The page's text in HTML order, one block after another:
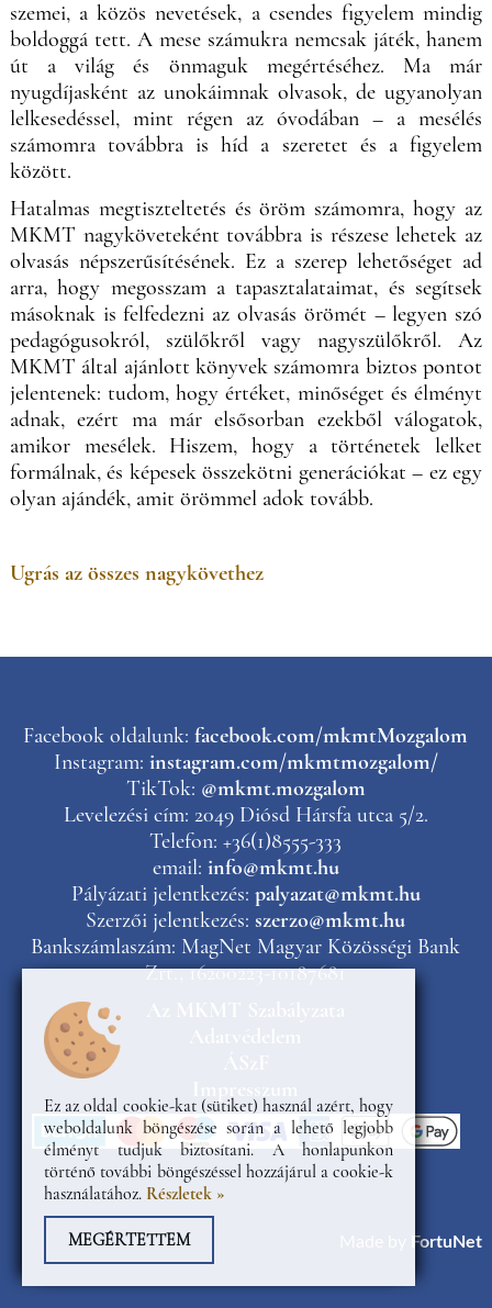
Ez az oldal cookie-kat (sütiket) használ azért, hogy
weboldalunk böngészése során a lehető legjobb
élményt tudjuk biztosítani. A honlapunkon
történő további böngészéssel hozzájárul a cookie-k
használatához. Részletek »
MEGÉRTETTEM
szemei, a közös nevetések, a csendes figyelem mindig
boldoggá tett. A mese számukra nemcsak játék, hanem
út a világ és önmaguk megértéséhez. Ma már
nyugdíjasként az unokáimnak olvasok, de ugyanolyan
lelkesedéssel, mint régen az óvodában – a mesélés
számomra továbbra is híd a szeretet és a figyelem
között.
Hatalmas megtiszteltetés és öröm számomra, hogy az
MKMT nagyköveteként továbbra is részese lehetek az
olvasás népszerűsítésének. Ez a szerep lehetőséget ad
arra, hogy megosszam a tapasztalataimat, és segítsek
másoknak is felfedezni az olvasás örömét – legyen szó
pedagógusokról, szülőkről vagy nagyszülőkről. Az
MKMT által ajánlott könyvek számomra biztos pontot
jelentenek: tudom, hogy értéket, minőséget és élményt
adnak, ezért ma már elsősorban ezekből válogatok,
amikor mesélek. Hiszem, hogy a történetek lelket
formálnak, és képesek összekötni generációkat – ez egy
olyan ajándék, amit örömmel adok tovább.
Ugrás az összes nagykövethez
Facebook oldalunk:facebook.com/mkmtMozgalom
Instagram: instagram.com/mkmtmozgalom/
TikTok: @mkmt.mozgalom
Levelezési cím: 2049 Diósd Hársfa utca 5/2.
Telefon: +36(1)8555-333
email: info@mkmt.hu
Pályázati jelentkezés: palyazat@mkmt.hu
Szerzői jelentkezés:szerzo@mkmt.hu
Bankszámlaszám: MagNet Magyar Közösségi Bank
Zrt., 16200223-10187681
FortuNet